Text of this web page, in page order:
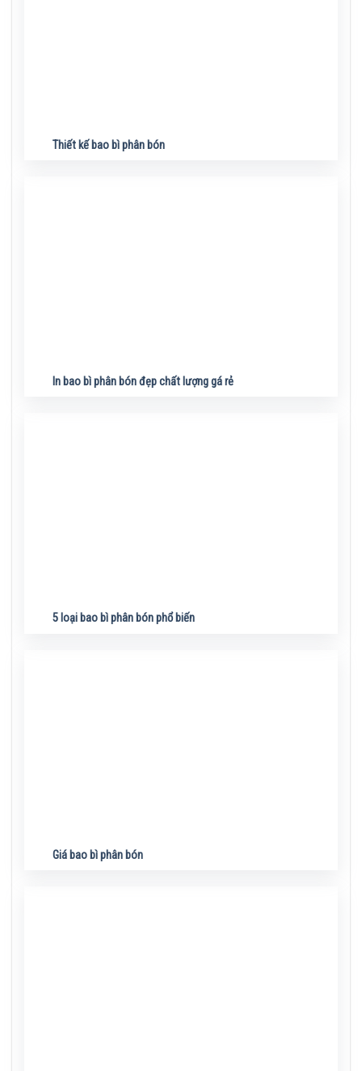
Thiết kế bao bì phân bón
In bao bì phân bón đẹp chất lượng gá rẻ
5 loại bao bì phân bón phổ biến
Giá bao bì phân bón